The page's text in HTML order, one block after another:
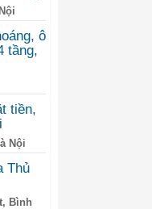
ô
tầng,
tiền,
Nội
Thủ
Bình